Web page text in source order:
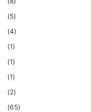
(5)
(4)
(1)
(1)
(1)
(2)
(65)